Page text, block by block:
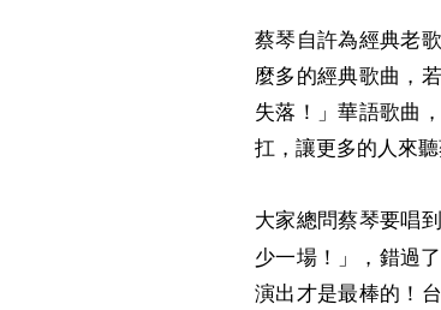
蔡琴自許為經典老
麼多的經典歌曲，
失落！」華語歌曲
扛，讓更多的人來
大家總問蔡琴要唱
少一場！」，錯過
演出才是最棒的！